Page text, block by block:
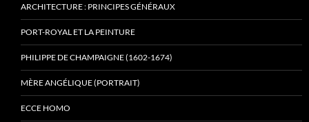
ARCHITECTURE : PRINCIPES GÉNÉRAUX
PORT-ROYAL ET LA PEINTURE
PHILIPPE DE CHAMPAIGNE (1602-1674)
MÈRE ANGÉLIQUE (PORTRAIT)
ECCE HOMO